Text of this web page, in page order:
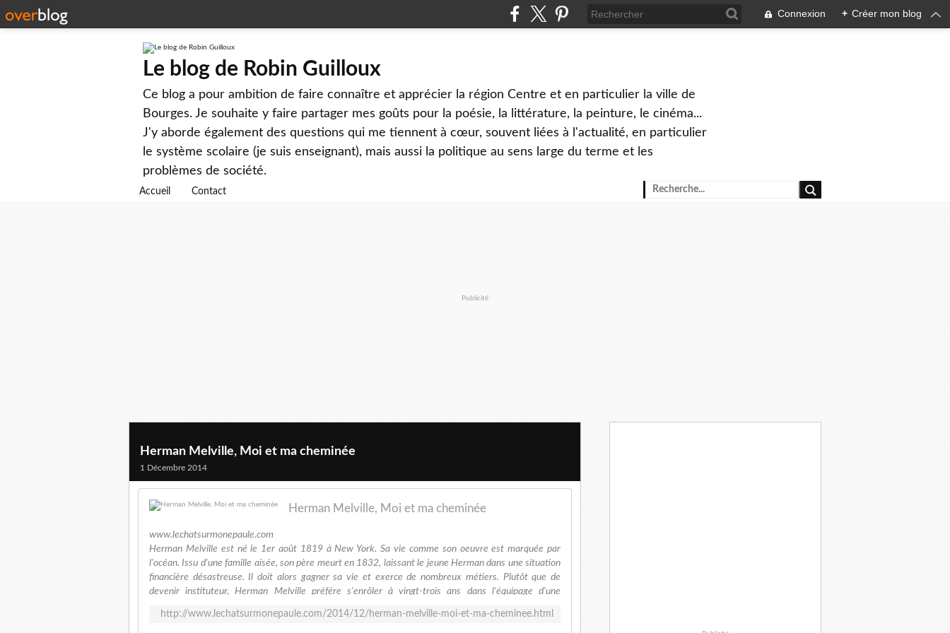
Connexion + Créer mon blog
Le blog de Robin Guilloux
Ce blog a pour ambition de faire connaître et apprécier la région Centre et en particulier la ville de
Bourges. Je souhaite y faire partager mes goûts pour la poésie, la littérature, la peinture, le cinéma...
J'y aborde également des questions qui me tiennent à cœur, souvent liées à l'actualité, en particulier
le système scolaire (je suis enseignant), mais aussi la politique au sens large du terme et les
problèmes de société.
Accueil Contact
Publicité
Herman Melville, Moi et ma cheminée
1 Décembre 2014
Herman Melville, Moi et ma cheminée
www.lechatsurmonepaule.com
Herman Melville est né le 1er août 1819 à New York. Sa vie comme son oeuvre est marquée par
l'océan. Issu d'une famille aisée, son père meurt en 1832, laissant le jeune Herman dans une situation
financière désastreuse. Il doit alors gagner sa vie et exerce de nombreux métiers. Plutôt que de
devenir instituteur, Herman Melville préfére s'enrôler à vingt-trois ans dans l'équipage d'une
conte ses aventures dans Taïpi et en 1847, il publie Omoo. Ces deux ouvrages lui valent aussitôt un
http://www.lechatsurmonepaule.com/2014/12/herman-melville-moi-et-ma-cheminee.html